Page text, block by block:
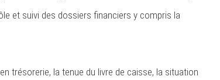
et suivi des dossiers financiers y compris la
trésorerie, la tenue du livre de caisse, la situation